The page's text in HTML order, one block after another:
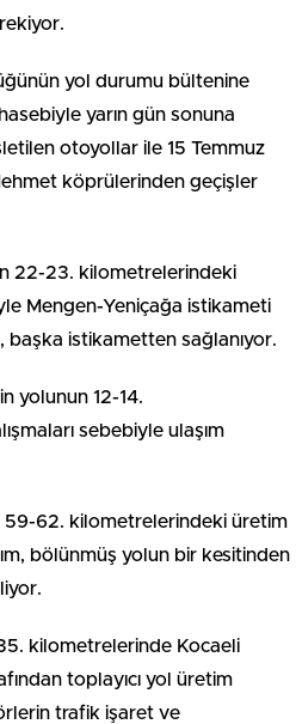
yol durumu bültenine
yarın gün sonuna
otoyollar ile 15 Temmuz
köprülerinden geçişler
22-23. kilometrelerindeki
Mengen-Yeniçağa istikameti
başka istikametten sağlanıyor.
yolunun 12-14.
sebebiyle ulaşım
59-62. kilometrelerindeki üretim
bölünmüş yolun bir kesitinden
kilometrelerinde Kocaeli
toplayıcı yol üretim
trafik işaret ve